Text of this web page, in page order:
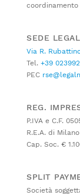
coordinamento
SEDE
Via R.
Tel. +39
PEC
REG.
P.IVA e C.F.
R.E.A. di
Cap. Soc. €
SPLIT
Società